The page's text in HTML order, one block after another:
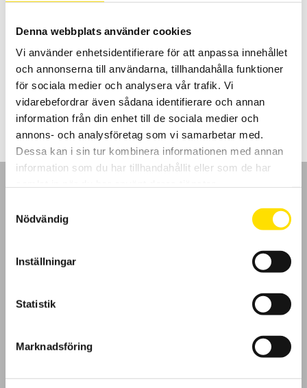
Denna webbplats använder cookies
Vi använder enhetsidentifierare för att anpassa innehållet
och annonserna till användarna, tillhandahålla funktioner
för sociala medier och analysera vår trafik. Vi
vidarebefordrar även sådana identifierare och annan
information från din enhet till de sociala medier och
annons- och analysföretag som vi samarbetar med.
Dessa kan i sin tur kombinera informationen med annan
information som du har tillhandahållit eller som de har
Nödvändig
Inställningar
Statistik
Marknadsföring
storlekarna 48 x 48, 96 x 48 samt 96 x 96mm. Med kraftfulla
prestanda samt enkel konfigurering, både med och utan pc.
595.00 kr –695.00krPrisintervall:
595.00 kr
695.00 kr
LÄS MER
Kundundersökning